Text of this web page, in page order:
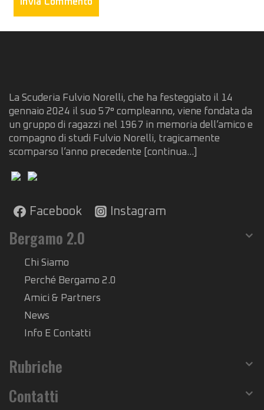
La Scuderia Fulvio Norelli, che ha festeggiato il 14
gennaio 2024 il suo 57° compleanno, viene fondata da
un gruppo di ragazzi nel 1967 in memoria dell’amico e
compagno di studi Fulvio Norelli, tragicamente
scomparso l’anno precedente
[continua...]
Facebook Instagram
Bergamo 2.0
Chi Siamo
Perché Bergamo 2.0
Amici & Partners
News
Info E Contatti
Rubriche
Contatti